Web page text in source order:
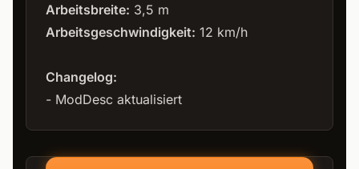
Arbeitsbreite: 3,5 m
Arbeitsgeschwindigkeit: 12 km/h
Changelog:
- ModDesc aktualisiert